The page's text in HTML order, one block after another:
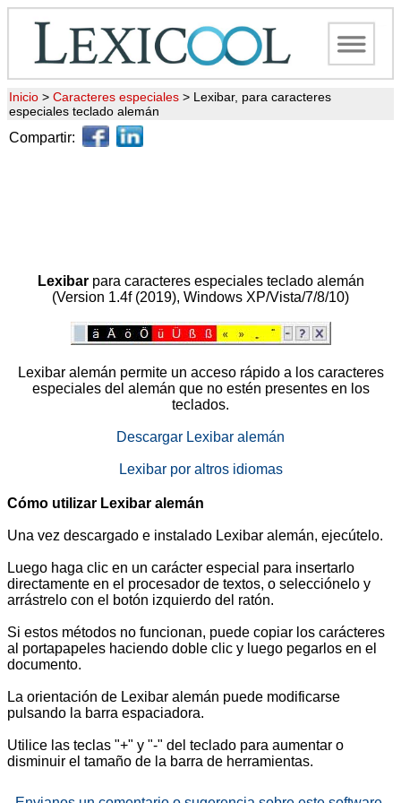
Inicio > Caracteres especiales > Lexibar, para caracteres
especiales teclado alemán
Compartir:
Lexibarpara caracteres especiales teclado alemán
(Version 1.4f (2019), Windows XP/Vista/7/8/10)
Lexibar alemán permite un acceso rápido a los caracteres
especiales del alemán que no estén presentes en los
teclados.
Descargar Lexibar alemán
Lexibar por altros idiomas
Cómo utilizar Lexibar alemán
Una vez descargado e instalado Lexibar alemán, ejecútelo.
Luego haga clic en un carácter especial para insertarlo
directamente en el procesador de textos, o selecciónelo y
arrástrelo con el botón izquierdo del ratón.
Si estos métodos no funcionan, puede copiar los carácteres
al portapapeles haciendo doble clic y luego pegarlos en el
documento.
La orientación de Lexibar alemán puede modificarse
pulsando la barra espaciadora.
Utilice las teclas "+" y "-" del teclado para aumentar o
disminuir el tamaño de la barra de herramientas.